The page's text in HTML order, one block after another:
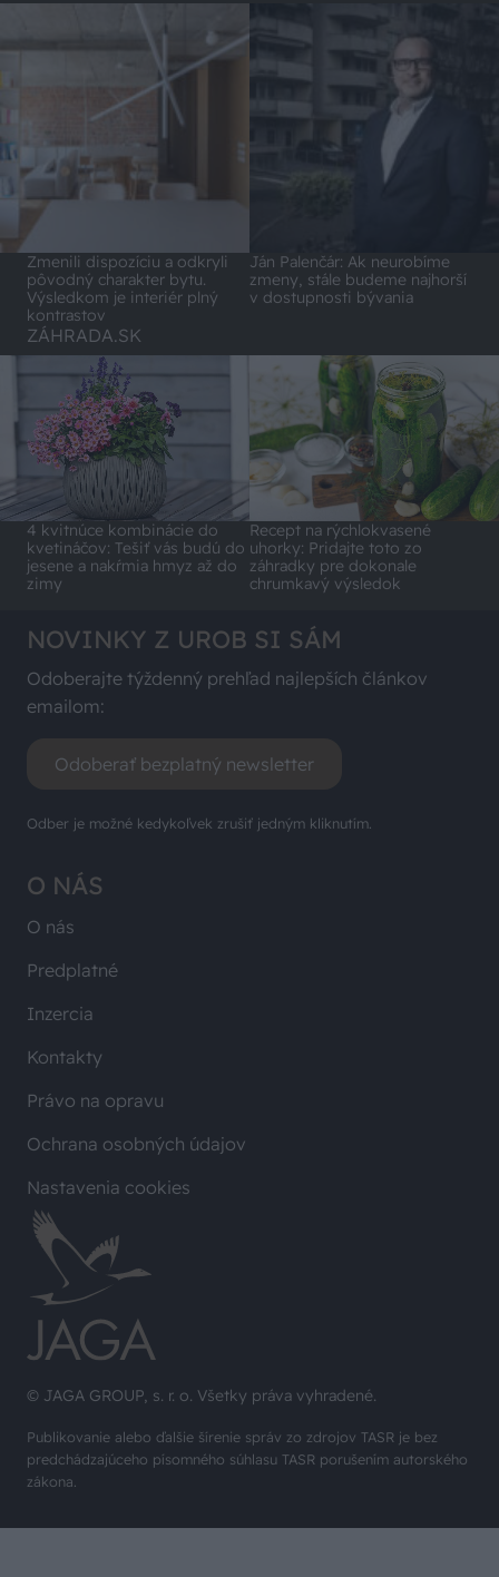
Zmenili dispozíciu a odkryli
pôvodný charakter bytu.
Výsledkom je interiér plný
kontrastov
Ján Palenčár: Ak neurobíme
zmeny, stále budeme najhorší
v dostupnosti bývania
ZÁHRADA.SK
4 kvitnúce kombinácie do
kvetináčov: Tešiť vás budú do
jesene a nakŕmia hmyz až do
zimy
Recept na rýchlokvasené
uhorky: Pridajte toto zo
záhradky pre dokonale
chrumkavý výsledok
© JAGA GROUP, s. r. o. Všetky práva vyhradené.
Publikovanie alebo ďalšie šírenie správ zo zdrojov TASR je bez
predchádzajúceho písomného súhlasu TASR porušením autorského
zákona.
O NÁS
O nás
Predplatné
Inzercia
Kontakty
Právo na opravu
Ochrana osobných údajov
Nastavenia cookies
NOVINKY Z UROB SI SÁM
Odoberajte týždenný prehľad najlepších článkov
emailom:
Odoberať bezplatný newsletter
Odber je možné kedykoľvek zrušiť jedným kliknutím.